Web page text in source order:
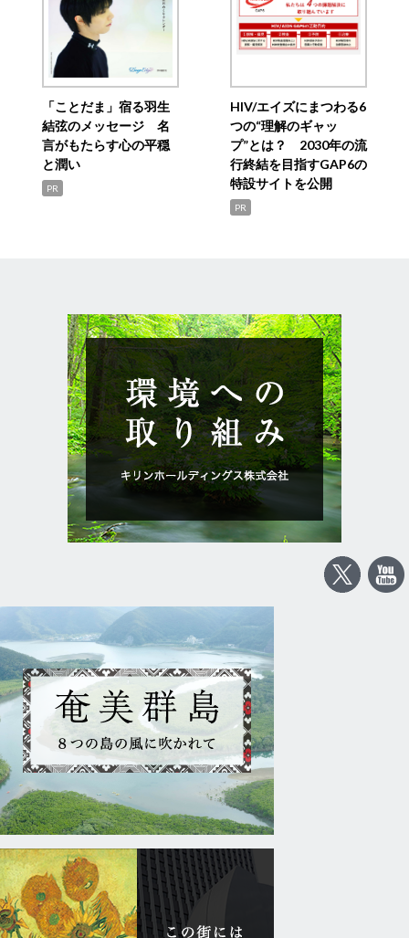
「ことだま」宿る羽生
結弦のメッセージ 名
言がもたらす心の平穏
と潤い
PR
HIV/エイズにまつわる6
つの“理解のギャッ
プ”とは？ 2030年の流
行終結を目指すGAP6の
特設サイトを公開
PR